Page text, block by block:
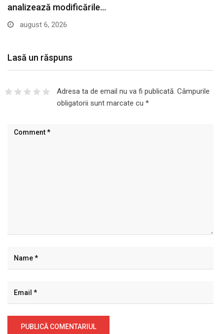
analizează modificările…
august 6, 2026
Lasă un răspuns
Adresa ta de email nu va fi publicată. Câmpurile
obligatorii sunt marcate cu *